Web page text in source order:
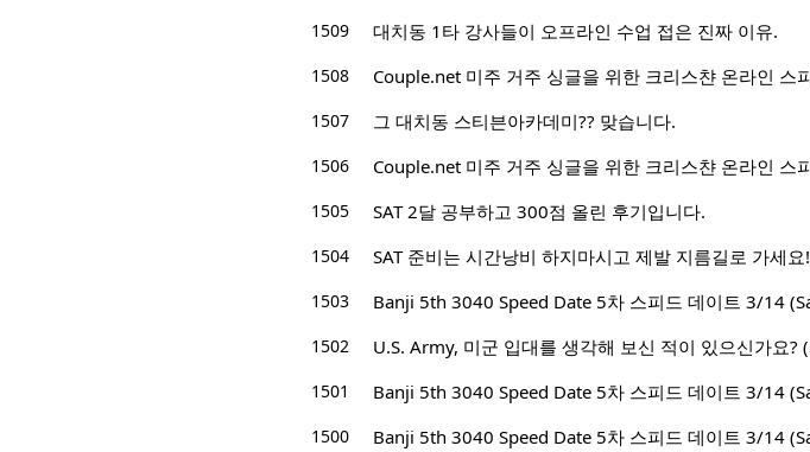
1509
대치동 1타 강사들이 오프라인 수업 접은 진짜 이유.
1508
Couple.net 미주 거주 싱글을 위한 크리스챤 온라인 스
1507
그 대치동 스티븐아카데미?? 맞습니다.
1506
Couple.net 미주 거주 싱글을 위한 크리스챤 온라인 스
1505
SAT 2달 공부하고 300점 올린 후기입니다.
1504
SAT 준비는 시간낭비 하지마시고 제발 지름길로 가세요!
1503
Banji 5th 3040 Speed Date 5차 스피드 데이트 3/14
1502
U.S. Army, 미군 입대를 생각해 보신 적이 있으신가요?
1501
Banji 5th 3040 Speed Date 5차 스피드 데이트 3/14
1500
Banji 5th 3040 Speed Date 5차 스피드 데이트 3/14